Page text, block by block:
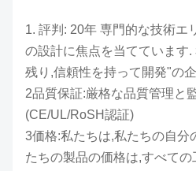
1. 評判: 20年 専門的な技術エ
の設計に焦点を当てています
残り,信頼性を持って開発"の
2品質保証:厳格な品質管理と
(CE/UL/RoSH認証)
3価格:私たちは,私たちの自分
たちの製品の価格は,すべての